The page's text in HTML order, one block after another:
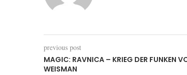
previous post
MAGIC: RAVNICA – KRIEG DER FUNKEN
WEISMAN